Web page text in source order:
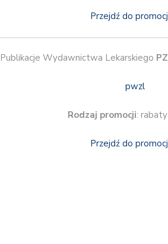
Przejdź do
Publikacje Wydawnictwa Lekarskiego
Rodzaj promocji:
Przejdź do